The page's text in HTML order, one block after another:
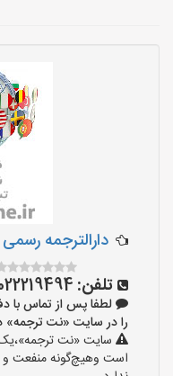
دارالترجمه رسمی 868 تهران - استارترنس
تلفن:
لطفا پس از تماس با
را در سایت «نت ترجمه» دیده ام و
سایت «نت ترجمه»،یک
است وهیچ‌گونه منفعت و